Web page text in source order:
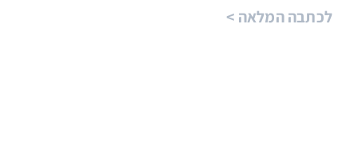
לכתבה המלאה >